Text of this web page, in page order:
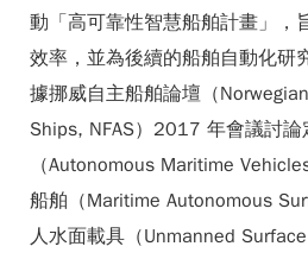
動「高可靠性智慧船舶計畫」，
效率，並為後續的船舶自動化研
據挪威自主船舶論壇（
Ships, NFAS）2017 年會議討
（Autonomous Maritime
船舶（Maritime Autonomous
人水面載具（Unmanned